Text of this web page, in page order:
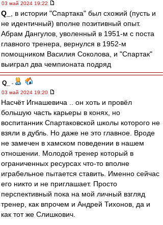
03 май 2024 19:22
Q_
, в истории "Спартака" был схожий (пусть и
не идентичный) вполне позитивный опыт.
Абрам Дангулов, уволенный в 1951-м с поста
главного тренера, вернулся в 1952-м
помощником Василия Соколова, и "Спартак"
выиграл два чемпионата подряд
Q_
-
03 май 2024 19:20
Насчёт Игнашевича .. он хоть и провёл
большую часть карьеры в конях, но
воспитанник Спартаковской школы которого не
взяли в дубль. Но даже не это главное. Вроде
не замечен в хамском поведении в нашем
отношении. Молодой тренер который в
ограниченных ресурсах что-то вполне
играбельное пытается ставить. Именно сейчас
его никто и не приглашает. Просто
перспективный пока на мой личный взгляд
тренер, как впрочем и Андрей Тихонов, да и
как тот же Слишкович.